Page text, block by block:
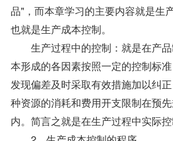
品"，而本章学习的主要内容就是生
也就是生产成本控制。
生产过程中的控制：就是在产品
本形成的各因素按照一定的控制标
发现偏差及时采取有效措施加以纠
种资源的消耗和费用开支限制在预
内。简言之就是在生产过程中实际控